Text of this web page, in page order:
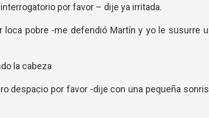
por favor – dije ya irritada.
loca pobre -me defendió Martín y yo le susurre
la cabeza
despacio por favor -dije con una pequeña